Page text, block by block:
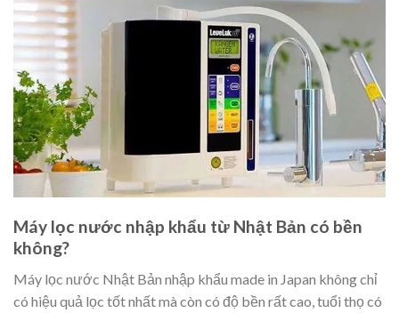
Máy lọc nước nhập khẩu từ Nhật Bản có bền
không?
Máy lọc nước Nhật Bản nhập khẩu made in Japan không chỉ
có hiệu quả lọc tốt nhất mà còn có độ bền rất cao, tuổi thọ có